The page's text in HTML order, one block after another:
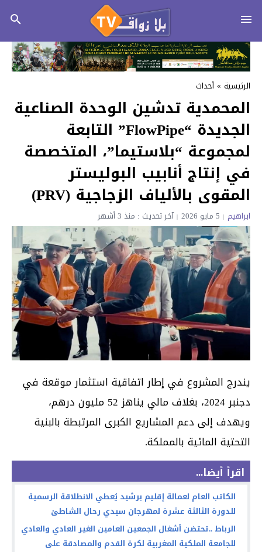
الرئيسية » أحداث
المحمدية تدشين الوحدة الصناعية
الجديدة “FlowPipe” التابعة
لمجموعة “بلاستيما”، المتخصصة
في إنتاج أنابيب البوليستر
المقوى بالألياف الزجاجية (PRV)
ابراهيم 5 مايو 2026 آخر تحديث : منذ 3 أشهر
يندرج المشروع في إطار اتفاقية استثمار موقعة في
دجنبر 2024، بغلاف مالي يناهز 52 مليون درهم،
ويهدف إلى دعم المشاريع الكبرى المرتبطة بالبنية
التحتية المائية بالمملكة.
اقرأ أيضا...
الكاتب العام لعمالة إقليم برشيد يُعطي الانطلاقة الرسمية
للدورة الثالثة عشرة لمهرجان سيدي رحال الشاطئ
الرباط ..تحتضن أشغال الجمعين العامين الغير العادي والعادي
للجامعة الملكية المغربية لكرة القدم والمصادقة على